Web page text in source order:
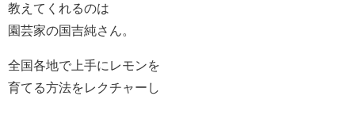
教えてくれるのは
園芸家の国吉純さん。
全国各地で上手にレモンを
育てる方法をレクチャーし